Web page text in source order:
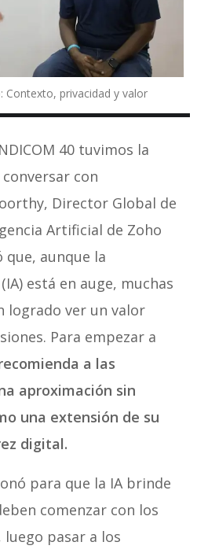
Contexto, privacidad y valor
40 tuvimos la
con
Director Global de
Artificial de Zoho
aunque la
está en auge, muchas
logrado ver un valor
Para empezar a
a las
aproximación sin
una extensión de su
digital.
para que la IA brinde
comenzar con los
pasar a los